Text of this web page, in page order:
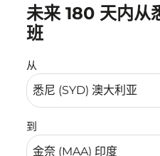
未来 180 天内从
班
从
到
没有符合您的筛选条件的